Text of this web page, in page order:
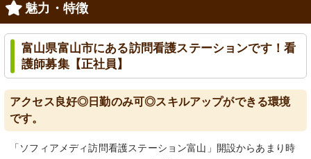
魅力・特徴
富山県富山市にある訪問看護ステーションです！看
護師募集【正社員】
アクセス良好◎日勤のみ可◎スキルアップができる環境
です。
「ソフィアメディ訪問看護ステーション富山」開設からあまり時